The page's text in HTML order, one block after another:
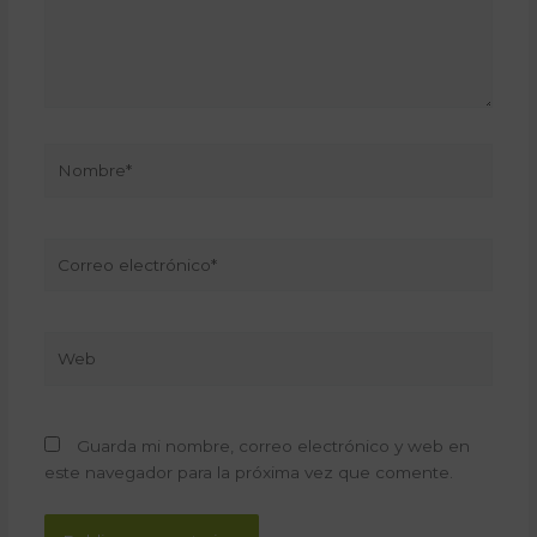
electrónico*
Guarda mi nombre, correo electrónico y web en
este navegador para la próxima vez que comente.